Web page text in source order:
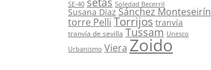
SE-40
Soledad Becerril
Susana Díaz Sánchez Monteseirín
torre Pelli Torrijos tranvía
tranvía de sevilla Tussam Unesco
Urbanismo Viera Zoido